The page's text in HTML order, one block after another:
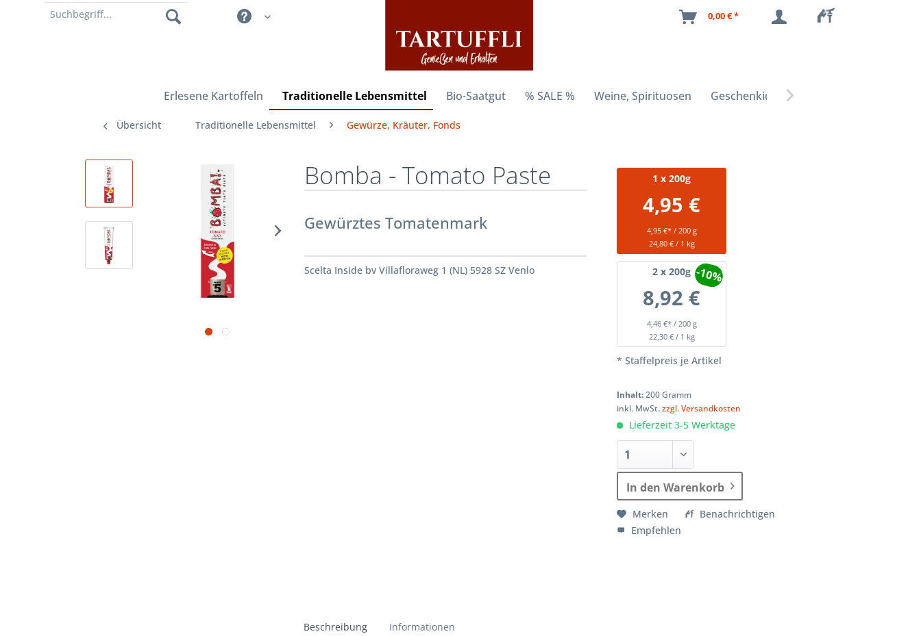
0,00 € *
Erlesene Kartoffeln Traditionelle Lebensmittel Bio-Saatgut % SALE % Weine, Spirituosen Geschenkideen
Übersicht Traditionelle Lebensmittel Gewürze, Kräuter, Fonds
Bomba - Tomato Paste
Gewürztes Tomatenmark
Scelta Inside bv Villafloraweg 1 (NL) 5928 SZ Venlo
1 x 200g
4,95 €
4,95 €* / 200 g
24,80 € / 1 kg
2 x 200g
8,92 €
4,46 €* / 200 g
-10%
22,30 € / 1 kg
* Staffelpreis je Artikel
Inhalt:200 Gramm
inkl. MwSt.zzgl. Versandkosten
Lieferzeit 3-5 Werktage
In den Warenkorb
Merken
Benachrichtigen
Empfehlen
Beschreibung Informationen